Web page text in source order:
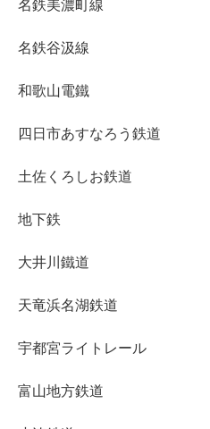
名鉄美濃町線
名鉄谷汲線
和歌山電鐵
四日市あすなろう鉄道
土佐くろしお鉄道
地下鉄
大井川鐵道
天竜浜名湖鉄道
宇都宮ライトレール
富山地方鉄道